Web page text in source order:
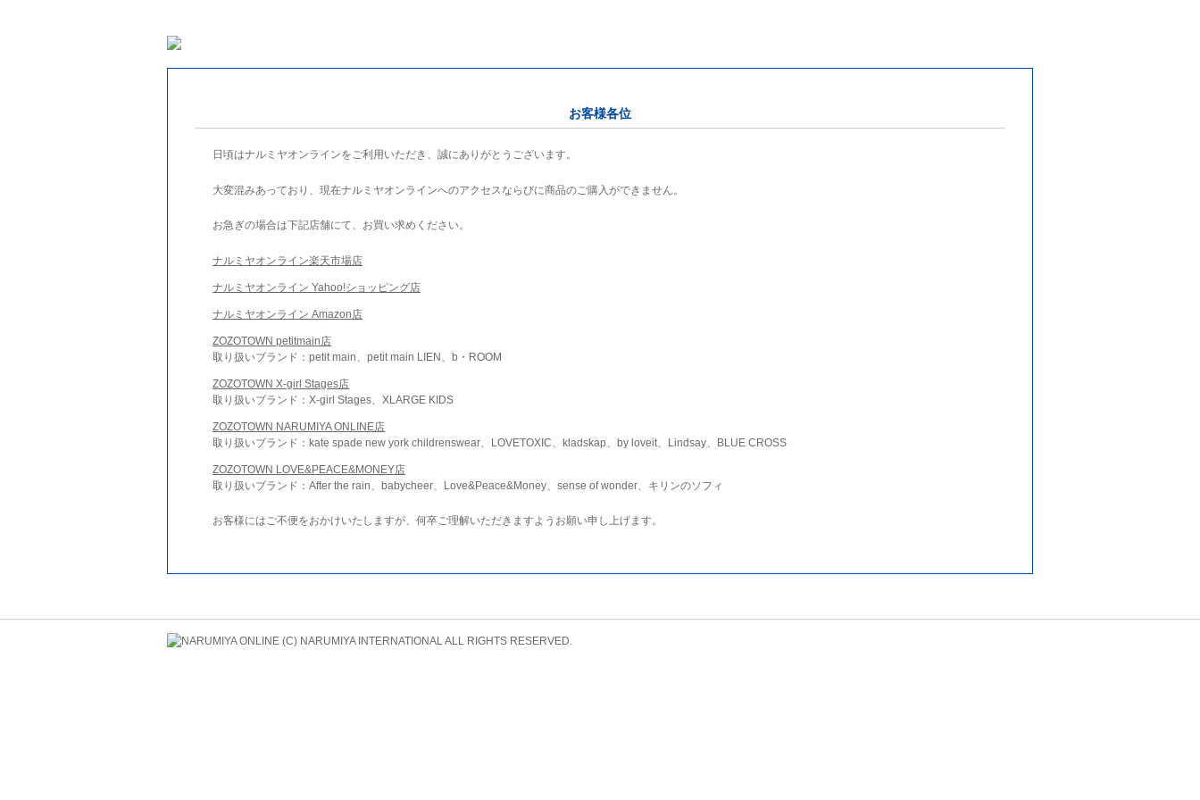
お客様各位
日頃はナルミヤオンラインをご利用いただき、誠にありがとうございます。
大変混みあっており、現在ナルミヤオンラインへのアクセスならびに商品のご購入ができません。
お急ぎの場合は下記店舗にて、お買い求めください。
ナルミヤオンライン楽天市場店
ナルミヤオンライン Yahoo!ショッピング店
ナルミヤオンライン Amazon店
ZOZOTOWN petitmain店
取り扱いブランド：petit main、petit main LIEN、b・ROOM
ZOZOTOWN X-girl Stages店
取り扱いブランド：X-girl Stages、XLARGE KIDS
ZOZOTOWN NARUMIYA ONLINE店
取り扱いブランド：kate spade new york childrenswear、LOVETOXIC、kladskap、by loveit、Lindsay、BLUE CROSS
ZOZOTOWN LOVE&PEACE&MONEY店
取り扱いブランド：After the rain、babycheer、Love&Peace&Money、sense of wonder、キリンのソフィ
お客様にはご不便をおかけいたしますが、何卒ご理解いただきますようお願い申し上げます。